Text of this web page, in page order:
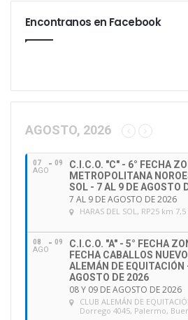
s
e
c
ó
Encontranos en Facebook
AGOSTO, 2026
07
AGO
09
C.I.C.O. "C" - 6° FECHA
METROPOLITANA
SOL - 7 AL 9 DE AGOSTO
7 AL 9 DE AGOSTO DE 2026
HARAS DEL SOL, RP25 km
08
AGO
09
C.I.C.O. "A" - 5° FECHA
FECHA CABALLOS
ALEMÁN DE EQUITACIÓN
AGOSTO DE 2026
08 Y 09 DE AGOSTO DE 2026
CLUB ALEMÁN DE
Dorrego 4045, Palermo,